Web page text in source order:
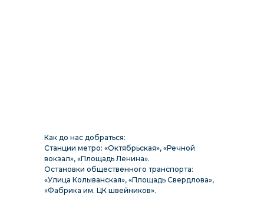
Как до нас добраться:
Станции метро: «Октябрьская», «Речной
вокзал», «Площадь Ленина».
Остановки общественного транспорта:
«Улица Колыванская», «Площадь Свердлова»,
«Фабрика им. ЦК швейников».